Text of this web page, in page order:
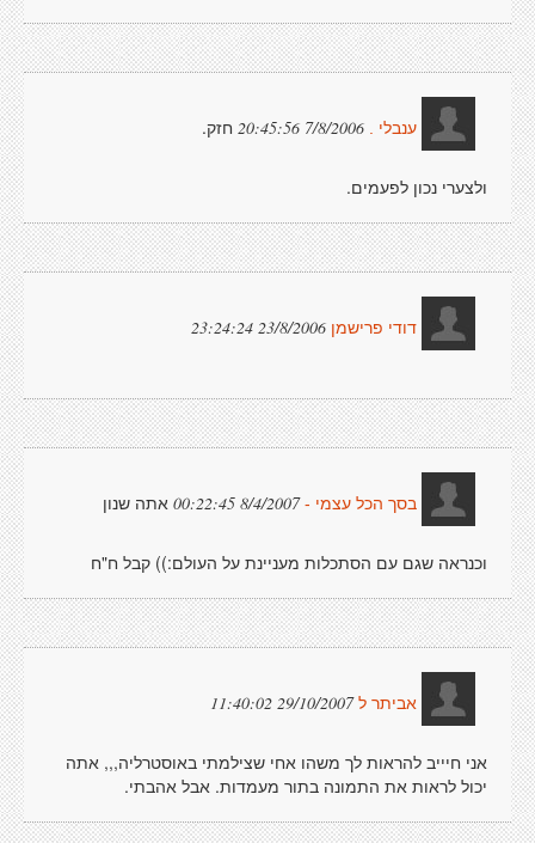
ענבלי . 7/8/2006 20:45:56 חזק.
ולצערי נכון לפעמים.
דודי פרישמן 23/8/2006 23:24:24
בסך הכל עצמי - 8/4/2007 00:22:45 אתה שנון
וכנראה שגם עם הסתכלות מעניינת על העולם:)) קבל ח"ח
אביתר ל 29/10/2007 11:40:02
אני חיייב להראות לך משהו אחי שצילמתי באוסטרליה,,, אתה
יכול לראות את התמונה בתור מעמדות. אבל אהבתי.